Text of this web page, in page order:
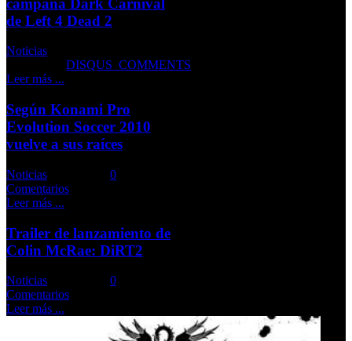
de Left 4 Dead 2
Noticias
DISQUS_COMMENTS
Leer más ...
Según Konami Pro
Evolution Soccer 2010
vuelve a sus raíces
Noticias
0
Comentarios
Leer más ...
Trailer de lanzamiento de
Colin McRae: DiRT2
Noticias
0
Comentarios
Leer más ...